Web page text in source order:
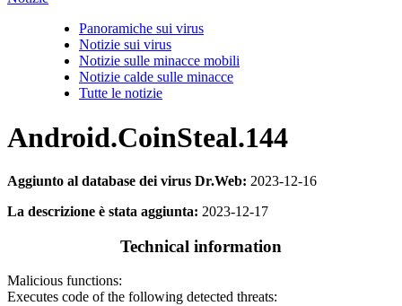
Panoramiche sui virus
Notizie sui virus
Notizie sulle minacce mobili
Notizie calde sulle minacce
Tutte le notizie
Android.CoinSteal.144
Aggiunto al database dei virus Dr.Web: 2023-12-16
La descrizione è stata aggiunta: 2023-12-17
Technical information
Malicious functions:
Executes code of the following detected threats: